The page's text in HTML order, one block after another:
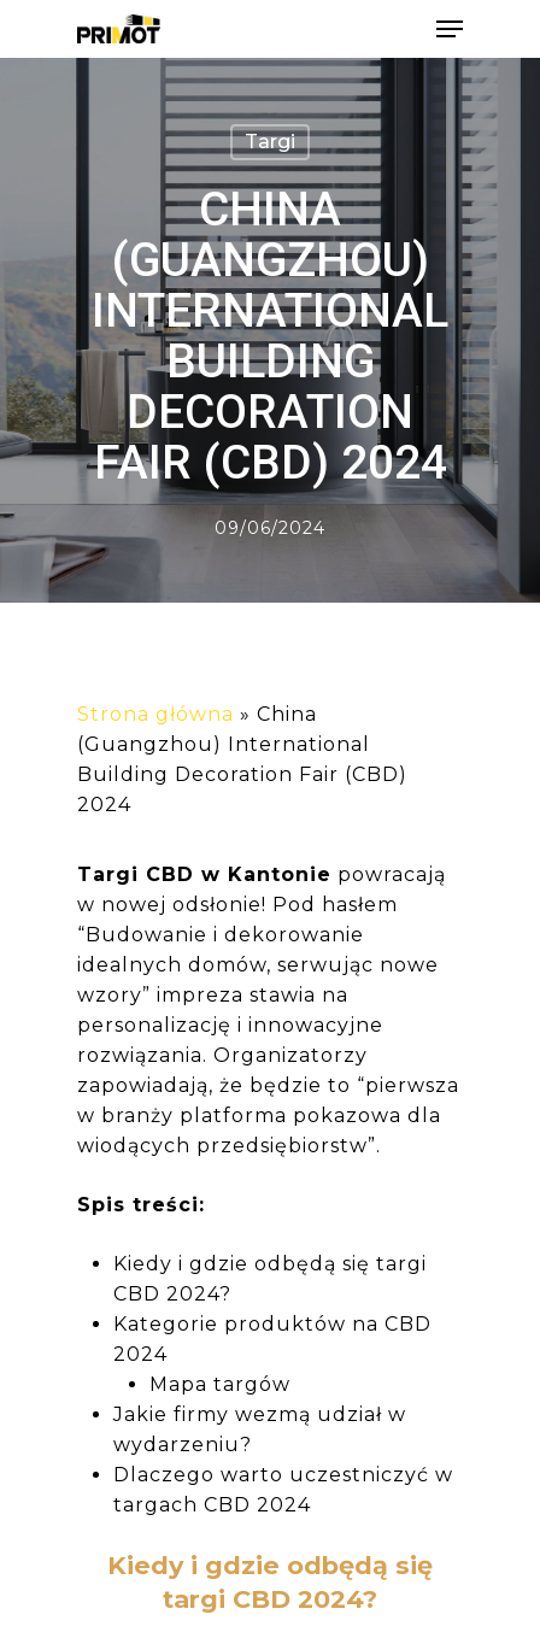
Menu
Targi
CHINA
(GUANGZHOU)
INTERNATIONAL
BUILDING
DECORATION
FAIR (CBD) 2024
09/06/2024
Strona główna » China
(Guangzhou) International
Building Decoration Fair (CBD)
2024
Targi CBD w Kantonie powracają
w nowej odsłonie! Pod hasłem
“Budowanie i dekorowanie
idealnych domów, serwując nowe
wzory” impreza stawia na
personalizację i innowacyjne
rozwiązania. Organizatorzy
zapowiadają, że będzie to “pierwsza
w branży platforma pokazowa dla
wiodących przedsiębiorstw”.
Spis treści:
Kiedy i gdzie odbędą się targi
CBD 2024?
Kategorie produktów na CBD
2024
Mapa targów
Jakie firmy wezmą udział w
wydarzeniu?
Dlaczego warto uczestniczyć w
targach CBD 2024
Kiedy i gdzie odbędą się
targi CBD 2024?
Close
Menu